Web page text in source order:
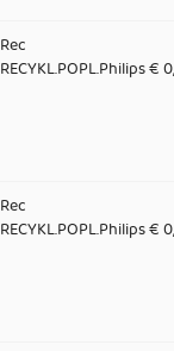
Rec
RECYKL.POPL.Philips €
Rec
RECYKL.POPL.Philips €